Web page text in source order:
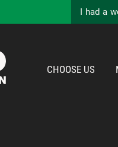
I had a
CHOOSE US